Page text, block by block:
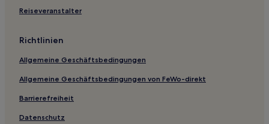
Hotels nahe Strandbad Mirow
Altkalen Hotels
Müritz: Hotels
Hotels nahe Bahnhof Jabel
Bargensdorf Hotels
Rechlin Hotels
Reiseveranstalter
Richtlinien
Allgemeine Geschäftsbedingungen
Allgemeine Geschäftsbedingungen von FeWo-direkt
Barrierefreiheit
Datenschutz